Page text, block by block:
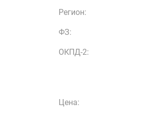
Регион:
ФЗ:
ОКПД-2:
Цена: